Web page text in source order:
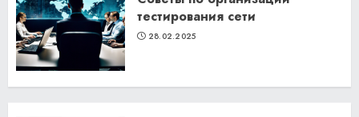
тестирования сети
28.02.2025